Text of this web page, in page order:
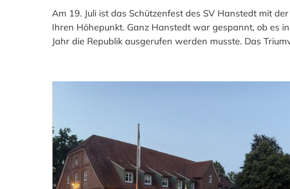
Am 19. Juli ist das Schützenfest des SV Hanstedt mit
Ihren Höhepunkt. Ganz Hanstedt war gespannt, ob es
Jahr die Republik ausgerufen werden musste. Das